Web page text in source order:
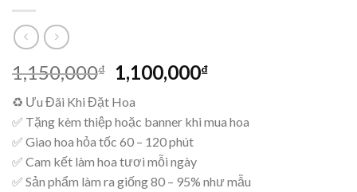
1,150,000₫
Giá
gốc
là:
1,150,000₫.
1,100,000₫Giá
là:
♻ Ưu Đãi Khi Đặt Hoa
✅ Tặng kèm thiệp hoặc banner khi mua hoa
✅ Giao hoa hỏa tốc 60 – 120 phút
✅ Cam kết làm hoa tươi mỗi ngày
✅ Sản phẩm làm ra giống 80 – 95% như mẫu